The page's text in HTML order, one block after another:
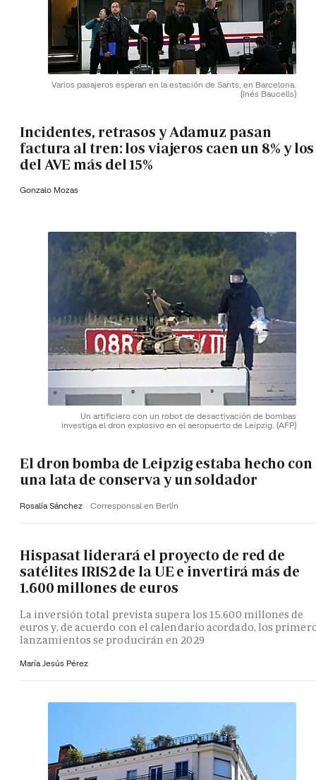
Varios pasajeros esperan en la estación de Sants, en Barcelona.
(Inés Baucells)
Incidentes, retrasos y Adamuz pasan
factura al tren: los viajeros caen un 8% y los
del AVE más del 15%
Gonzalo Mozas
Un artificiero con un robot de desactivación de bombas
investiga el dron explosivo en el aeropuerto de Leipzig. (AFP)
El dron bomba de Leipzig estaba hecho con
una lata de conserva y un soldador
Rosalía Sánchez Corresponsal en Berlín
Hispasat liderará el proyecto de red de
satélites IRIS2 de la UE e invertirá más de
1.600 millones de euros
La inversión total prevista supera los 15.600 millones de
euros y, de acuerdo con el calendario acordado, los
lanzamientos se producirán en 2029
María Jesús Pérez